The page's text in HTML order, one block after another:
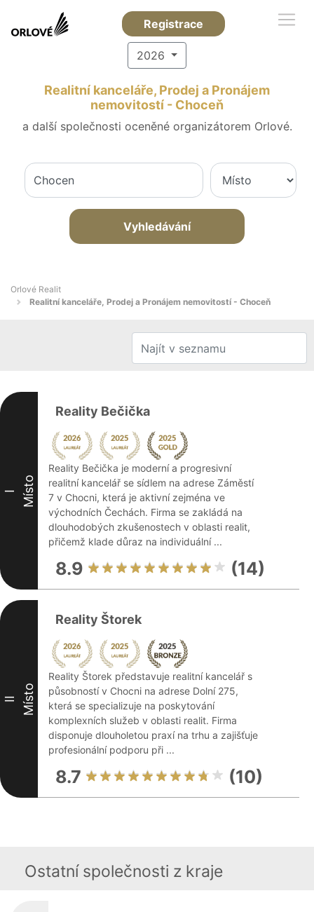
Registrace
2026
Realitní kanceláře, Prodej a Pronájem
nemovitostí - Choceň
a další společnosti oceněné organizátorem Orlové.
Vyhledávání
Orlové Realit
Realitní kanceláře, Prodej a Pronájem nemovitostí - Choceň
I Místo
Reality Bečička
Reality Bečička je moderní a progresivní
realitní kancelář se sídlem na adrese Záměstí
7 v Chocni, která je aktivní zejména ve
východních Čechách. Firma se zakládá na
dlouhodobých zkušenostech v oblasti realit,
přičemž klade důraz na individuální ...
8.9 (14)
II Místo
Reality Štorek
Reality Štorek představuje realitní kancelář s
působností v Chocni na adrese Dolní 275,
která se specializuje na poskytování
komplexních služeb v oblasti realit. Firma
disponuje dlouholetou praxí na trhu a zajišťuje
profesionální podporu při ...
8.7 (10)
Ostatní společnosti z kraje